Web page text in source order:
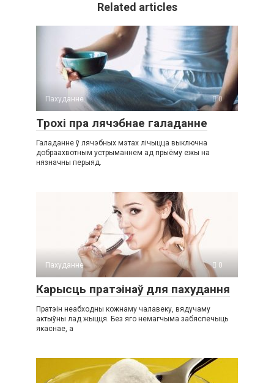
Related articles
Пахуданне 0
Трохі пра лячэбнае галаданне
Галаданне ў лячэбных мэтах лічыцца выключна
добраахвотным устрыманнем ад прыёму ежы на
нязначны перыяд.
Пахуданне 0
Карысць пратэінаў для пахудання
Пратэін неабходны кожнаму чалавеку, вядучаму
актыўны лад жыцця. Без яго немагчыма забяспечыць
якаснае, а